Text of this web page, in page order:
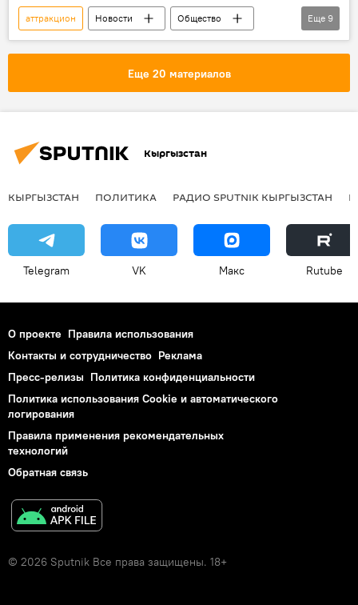
аттракцион Новости
Общество
Происшествия
Азия
В мире
девушка
смерть видео
Еще 9
Еще 20 материалов
Кыргызстан
КЫРГЫЗСТАН ПОЛИТИКА РАДИО SPUTNIK КЫРГЫЗСТАН
Telegram VK Макс Rutube
О проекте Правила использования
Контакты и сотрудничество Реклама
Пресс-релизы Политика конфиденциальности
Политика использования Cookie и автоматического
логирования
Правила применения рекомендательных
технологий
Обратная связь
© 2026 Sputnik Все права защищены. 18+